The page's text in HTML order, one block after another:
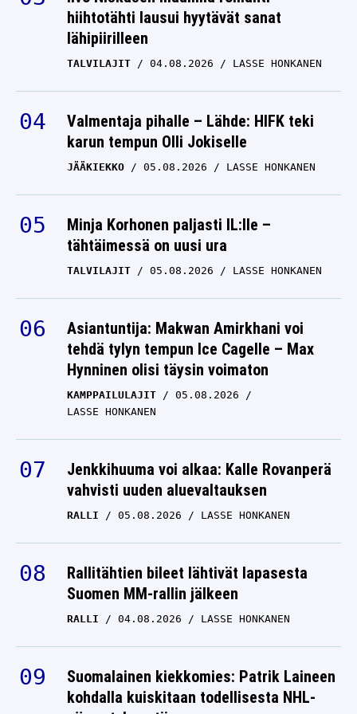
hiihtotähti lausui hyytävät sanat
lähipiirilleen
TALVILAJIT 04.08.2026 LASSE HONKANEN
Valmentaja pihalle – Lähde: HIFK teki
karun tempun Olli Jokiselle
JÄÄKIEKKO 05.08.2026 LASSE HONKANEN
Minja Korhonen paljasti IL:lle –
tähtäimessä on uusi ura
TALVILAJIT 05.08.2026 LASSE HONKANEN
Asiantuntija: Makwan Amirkhani voi
tehdä tylyn tempun Ice Cagelle – Max
Hynninen olisi täysin voimaton
KAMPPAILULAJIT
05.08.2026
LASSE HONKANEN
Jenkkihuuma voi alkaa: Kalle Rovanperä
vahvisti uuden aluevaltauksen
RALLI 05.08.2026 LASSE HONKANEN
Rallitähtien bileet lähtivät lapasesta
Suomen MM-rallin jälkeen
RALLI 04.08.2026 LASSE HONKANEN
Suomalainen kiekkomies: Patrik Laineen
kohdalla kuiskitaan todellisesta NHL-